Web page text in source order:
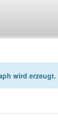
wird erzeugt.